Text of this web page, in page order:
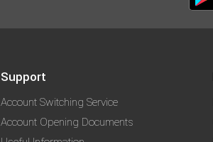
Support
Account Switching Service
Account Opening Documents